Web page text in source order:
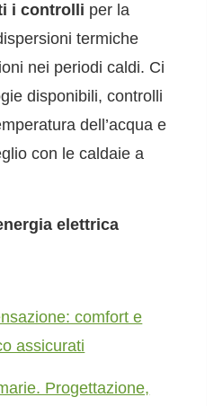
i controlli per la
termiche
nei periodi caldi. Ci
disponibili, controlli
dell’acqua e
con le caldaie a
elettrica
comfort e
assicurati
Progettazione,